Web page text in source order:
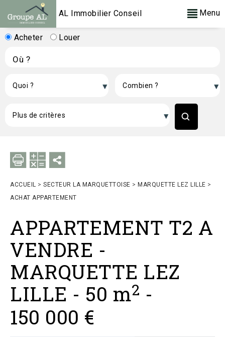
AL Immobilier Conseil Menu
Acheter Louer
ACCUEIL > SECTEUR LA MARQUETTOISE > MARQUETTE LEZ LILLE >
ACHAT APPARTEMENT
APPARTEMENT T2 A
VENDRE -
MARQUETTE LEZ
LILLE - 50 m2 -
150 000 €